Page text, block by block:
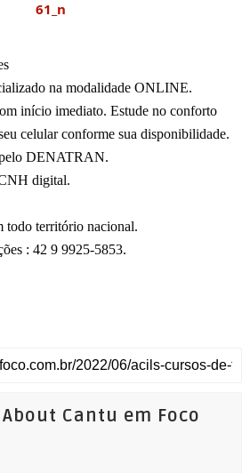
na modalidade ONLINE.
início imediato. Estude no conforto
celular conforme sua disponibilidade.
DENATRAN.
digital.
todo território nacional.
: 42 9 9925-5853.
About Cantu em Foco